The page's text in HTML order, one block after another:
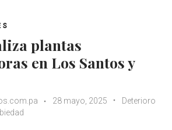
plantas
en Los Santos y
28 mayo, 2025
Deterioro